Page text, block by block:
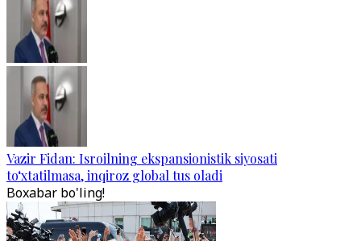
Vazir Fidan: Isroilning ekspansionistik siyosati
to‘xtatilmasa, inqiroz global tus oladi
Boxabar bo'ling!